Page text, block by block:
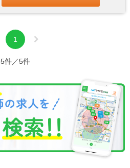
1
5件／5件